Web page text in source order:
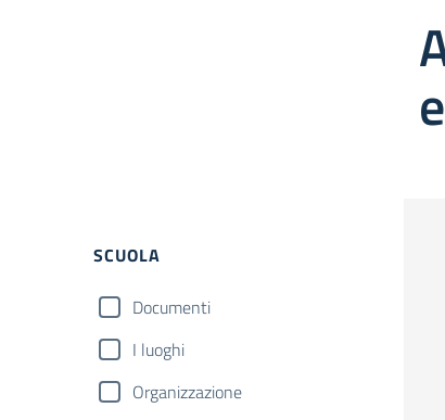
SCUOLA
Documenti
I luoghi
Organizzazione